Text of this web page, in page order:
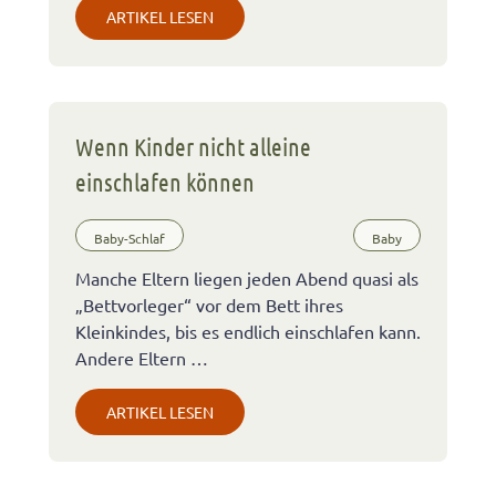
ARTIKEL LESEN
Wenn Kinder nicht alleine
einschlafen können
Baby-Schlaf Baby
Manche Eltern liegen jeden Abend quasi als
„Bettvorleger“ vor dem Bett ihres
Kleinkindes, bis es endlich einschlafen kann.
Andere Eltern …
ARTIKEL LESEN